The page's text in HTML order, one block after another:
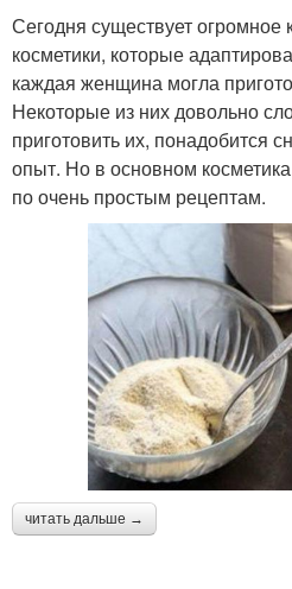
Сегодня существует огромное
косметики, которые
каждая женщина могла
Некоторые из них довольно
приготовить их, понадобится
опыт. Но в основном
по очень простым рецептам.
читать дальше →